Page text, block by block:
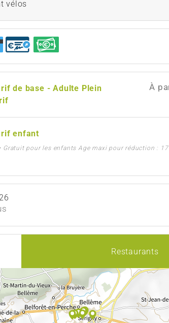
vélos
de base - Adulte Plein
À
enfant
• Gratuit pour les enfants Age maxi pour réduction :
Restaurants